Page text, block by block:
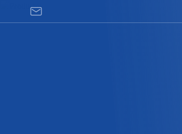
Articulación
artificial